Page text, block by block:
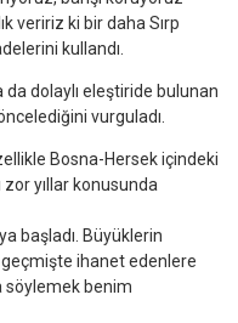
veririz ki bir daha Sırp
kullandı.
da dolaylı eleştiride bulunan
vurguladı.
Bosna-Hersek içindeki
zor yıllar konusunda
başladı. Büyüklerin
geçmişte ihanet edenlere
söylemek benim